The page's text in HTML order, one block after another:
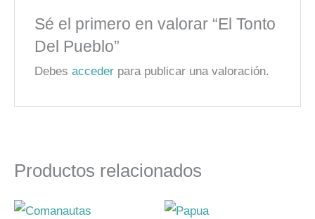
Sé el primero en valorar “El Tonto
Del Pueblo”
Debesacceder para publicar una valoración.
Productos relacionados